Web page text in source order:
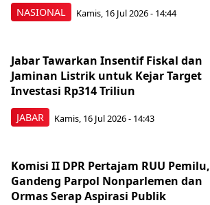
NASIONAL Kamis, 16 Jul 2026 - 14:44
JABAR
Jabar Tawarkan Insentif Fiskal dan
Jaminan Listrik untuk Kejar Target
Investasi Rp314 Triliun
Kamis, 16 Jul 2026 - 14:43
Komisi II DPR Pertajam RUU Pemilu,
Gandeng Parpol Nonparlemen dan
Ormas Serap Aspirasi Publik